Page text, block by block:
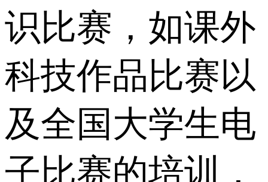
识比赛，如课外
科技作品比赛以
及全国大学生电
子比赛的培训，